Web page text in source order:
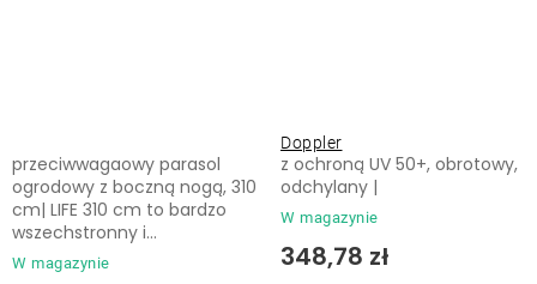
W magazynie
przeciwwagaowy parasol
ogrodowy z boczną nogą, 310
cm| LIFE 310 cm to bardzo
wszechstronny i...
Doppler
W magazynie
348,78 zł
z ochroną UV 50+, obrotowy,
odchylany |